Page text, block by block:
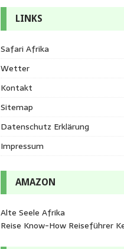
LINKS
Safari Afrika
Wetter
Kontakt
Sitemap
Datenschutz Erklärung
Impressum
AMAZON
Alte Seele Afrika
Reise Know-How Reiseführer